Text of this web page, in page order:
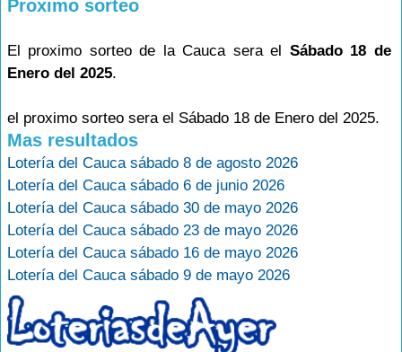
Proximo sorteo
El proximo sorteo de la Cauca sera el Sábado 18 de
Enero del 2025.
el proximo sorteo sera el Sábado 18 de Enero del 2025.
Mas resultados
Lotería del Cauca sábado 8 de agosto 2026
Lotería del Cauca sábado 6 de junio 2026
Lotería del Cauca sábado 30 de mayo 2026
Lotería del Cauca sábado 23 de mayo 2026
Lotería del Cauca sábado 16 de mayo 2026
Lotería del Cauca sábado 9 de mayo 2026